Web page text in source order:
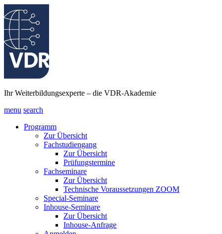
Ihr Weiterbildungsexperte – die VDR-Akademie
menu search
Programm
Zur Übersicht
Fachstudiengang
Zur Übersicht
Prüfungstermine
Fachseminare
Zur Übersicht
Technische Voraussetzungen ZOOM
Special-Seminare
Inhouse-Seminare
Zur Übersicht
Inhouse-Anfrage